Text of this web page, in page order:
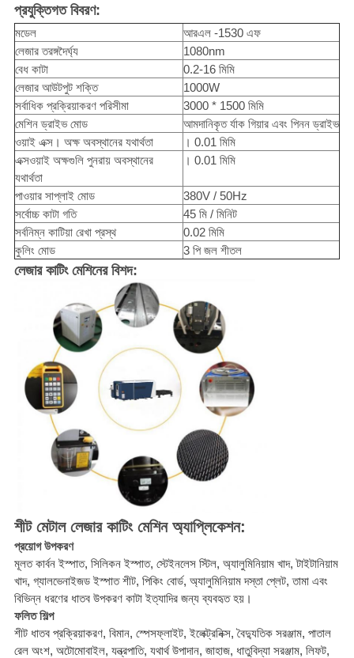
প্রযুক্তিগত বিবরণ:
মডেল
আরএল -1530 এফ
লেজার তরঙ্গদৈর্ঘ্য
1080nm
বেধ কাটা
0.2-16 মিমি
লেজার আউটপুট শক্তি
1000W
সর্বাধিক প্রক্রিয়াকরণ পরিসীমা
3000 * 1500 মিমি
মেশিন ড্রাইভ মোড
আমদানিকৃত র্যাক গিয়ার এবং পিনন ড্রাইভ
ওয়াই এক্স। অক্ষ অবস্থানের যথার্থতা
। 0.01 মিমি
এক্সওয়াই অক্ষগুলি পুনরায় অবস্থানের
যথার্থতা
। 0.01 মিমি
পাওয়ার সাপ্লাই মোড
380V / 50Hz
সর্বোচ্চ কাটা গতি
45 মি / মিনিট
সর্বনিম্ন কাটিয়া রেখা প্রস্থ
0.02 মিমি
কুলিং মোড
3 পি জল শীতল
লেজার কাটিং মেশিনের বিশদ:
শীট মেটাল লেজার কাটিং মেশিন অ্যাপ্লিকেশন:
প্রয়োগ উপকরণ
মূলত কার্বন ইস্পাত, সিলিকন ইস্পাত, স্টেইনলেস স্টিল, অ্যালুমিনিয়াম খাদ, টাইটানিয়াম
খাদ, গ্যালভেনাইজড ইস্পাত শীট, পিকিং বোর্ড, অ্যালুমিনিয়াম দস্তা প্লেট, তামা এবং
বিভিন্ন ধরণের ধাতব উপকরণ কাটা ইত্যাদির জন্য ব্যবহৃত হয়।
ফলিত শিল্প
শীট ধাতব প্রক্রিয়াকরণ, বিমান, স্পেসফ্লাইট, ইলেক্ট্রনিক্স, বৈদ্যুতিক সরঞ্জাম, পাতাল
রেল অংশ, অটোমোবাইল, যন্ত্রপাতি, যথার্থ উপাদান, জাহাজ, ধাতুবিদ্যা সরঞ্জাম, লিফট,